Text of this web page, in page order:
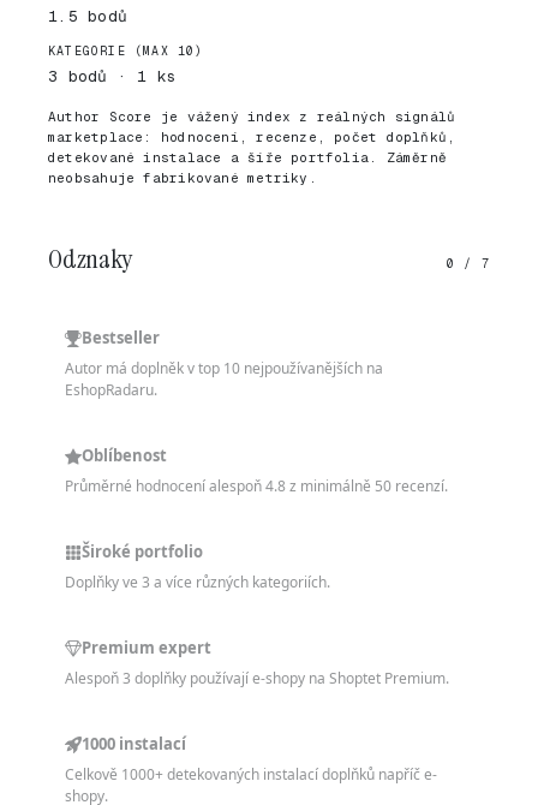
1.5 bodů
KATEGORIE (MAX 10)
3 bodů · 1 ks
Author Score je vážený index z reálných signálů
marketplace: hodnocení, recenze, počet doplňků,
detekované instalace a šíře portfolia. Záměrně
neobsahuje fabrikované metriky.
Odznaky 0 / 7
Bestseller
Autor má doplněk v top 10 nejpoužívanějších na
EshopRadaru.
Oblíbenost
Průměrné hodnocení alespoň 4.8 z minimálně 50 recenzí.
Široké portfolio
Doplňky ve 3 a více různých kategoriích.
Premium expert
Alespoň 3 doplňky používají e-shopy na Shoptet Premium.
1000 instalací
Celkově 1000+ detekovaných instalací doplňků napříč e-
shopy.